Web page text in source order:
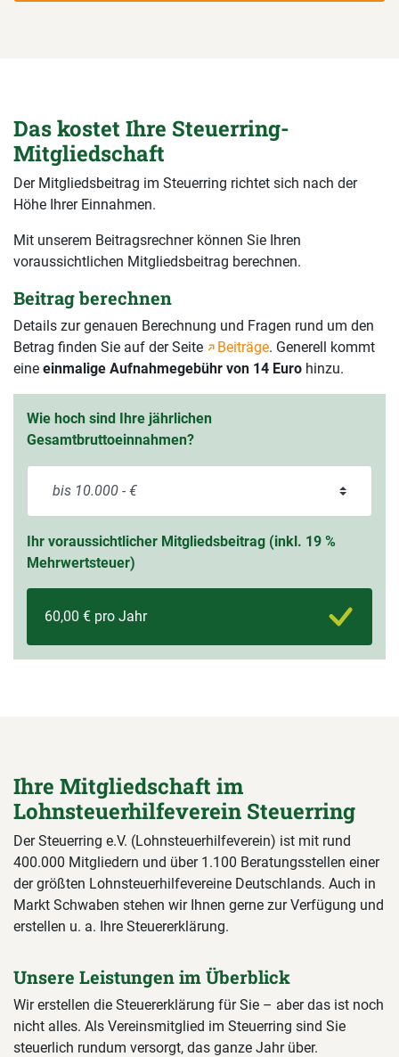
Das kostet Ihre Steuerring-
Mitgliedschaft
Der Mitgliedsbeitrag im Steuerring richtet sich nach der
Höhe Ihrer Einnahmen.
Mit unserem Beitragsrechner können Sie Ihren
voraussichtlichen Mitgliedsbeitrag berechnen.
Beitrag berechnen
Details zur genauen Berechnung und Fragen rund um den
Betrag finden Sie auf der Seite
Beiträge. Generell kommt
eine einmalige Aufnahmegebühr von 14 Euro hinzu.
Wie hoch sind Ihre jährlichen
Gesamtbruttoeinnahmen?
Ihr voraussichtlicher Mitgliedsbeitrag (inkl. 19 %
Mehrwertsteuer)
60,00 € pro Jahr
Ihre Mitgliedschaft im
Lohnsteuerhilfeverein Steuerring
Der Steuerring e.V. (Lohnsteuerhilfeverein) ist mit rund
400.000 Mitgliedern und über 1.100 Beratungsstellen einer
der größten Lohnsteuerhilfevereine Deutschlands. Auch in
Markt Schwaben stehen wir Ihnen gerne zur Verfügung und
erstellen u. a. Ihre Steuererklärung.
Unsere Leistungen im Überblick
Wir erstellen die Steuererklärung für Sie – aber das ist noch
nicht alles. Als Vereinsmitglied im Steuerring sind Sie
steuerlich rundum versorgt, das ganze Jahr über.